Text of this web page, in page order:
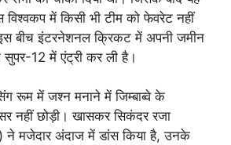
विश्वकप में किसी भी टीम को फेवरेट नहीं
बीच इंटरनेशनल क्रिकट में अपनी जमीन
सुपर-12 में एंट्री कर ली है।
रूम में जश्न मनाने में जिम्बाब्वे के
नहीं छोड़ी। खासकर सिकंदर रजा
मजेदार अंदाज में डांस किया है, उनके